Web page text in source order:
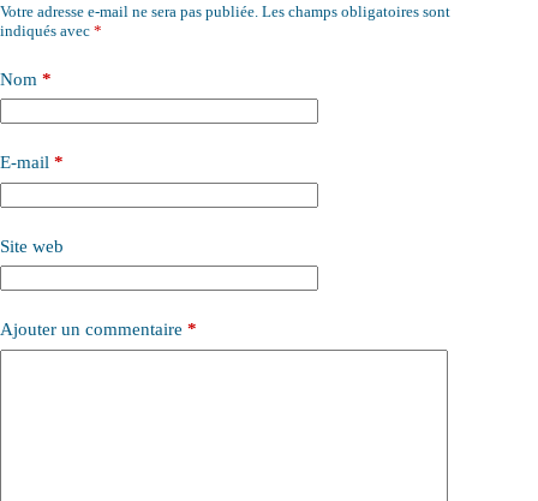
Votre adresse e-mail ne sera pas publiée. Les champs obligatoires sont
indiqués avec *
Nom *
E-mail *
Site web
Ajouter un commentaire *